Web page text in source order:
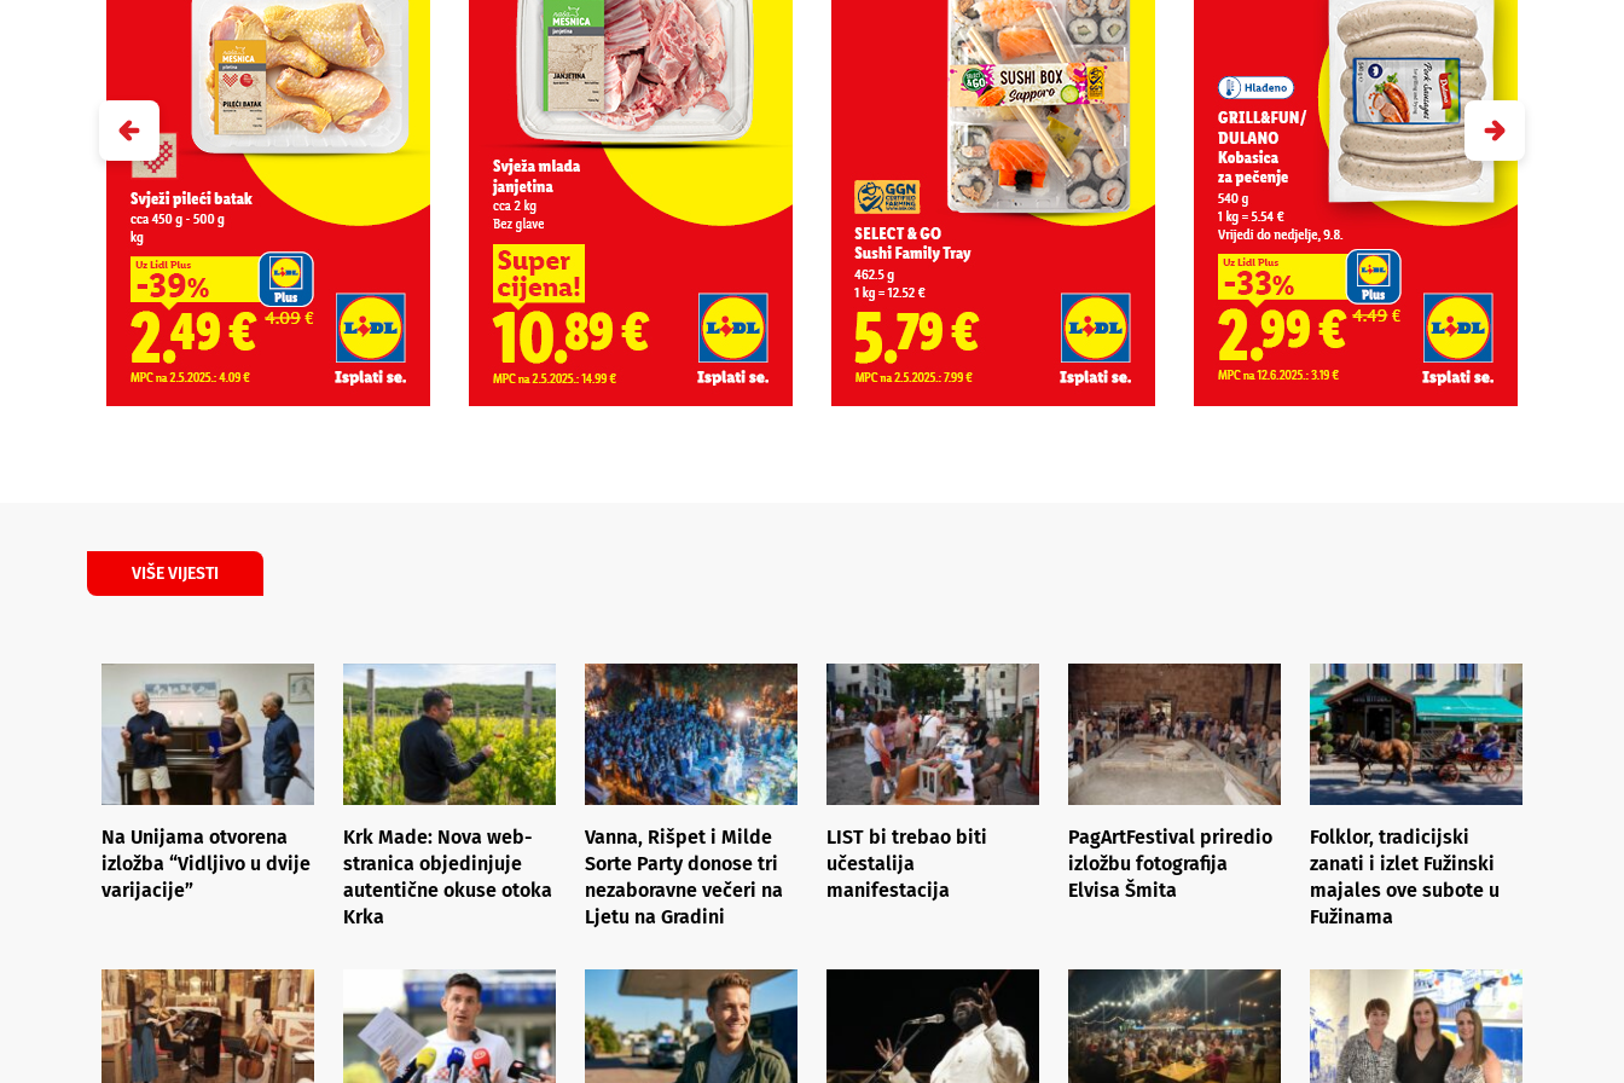
VIŠE VIJESTI
Na Unijama otvorena
izložba “Vidljivo u dvije
varijacije”
Krk Made: Nova web-
stranica objedinjuje
autentične okuse otoka
Krka
Vanna, Rišpet i Milde
Sorte Party donose tri
nezaboravne večeri na
Ljetu na Gradini
LIST bi trebao biti
učestalija
manifestacija
PagArtFestival priredio
izložbu fotografija
Elvisa Šmita
Folklor, tradicijski
zanati i izlet Fužinski
majales ove subote u
Fužinama